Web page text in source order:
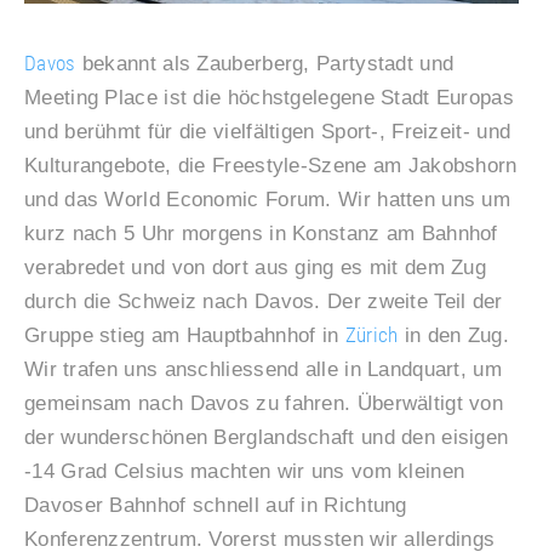
Davos bekannt als Zauberberg, Partystadt und
Meeting Place ist die höchstgelegene Stadt Europas
und berühmt für die vielfältigen Sport-, Freizeit- und
Kulturangebote, die Freestyle-Szene am Jakobshorn
und das World Economic Forum. Wir hatten uns um
kurz nach 5 Uhr morgens in Konstanz am Bahnhof
verabredet und von dort aus ging es mit dem Zug
durch die Schweiz nach Davos. Der zweite Teil der
Gruppe stieg am Hauptbahnhof in Zürich in den Zug.
Wir trafen uns anschliessend alle in Landquart, um
gemeinsam nach Davos zu fahren. Überwältigt von
der wunderschönen Berglandschaft und den eisigen
-14 Grad Celsius machten wir uns vom kleinen
Davoser Bahnhof schnell auf in Richtung
Konferenzzentrum. Vorerst mussten wir allerdings